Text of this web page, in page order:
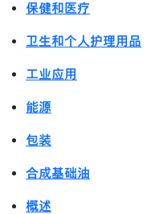
保健和医疗
卫生和个人护理用品
工业应用
能源
包装
合成基础油
概述